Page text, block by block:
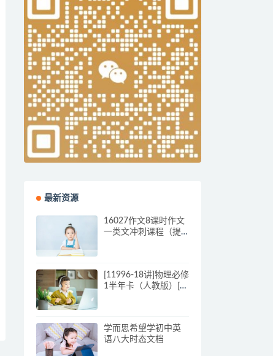
最新资源
16027作文8课时作文
一类文冲刺课程（提
[11996-18讲]物理必修
1半年卡（人教版）[章
学而思希望学初中英
语八大时态文档